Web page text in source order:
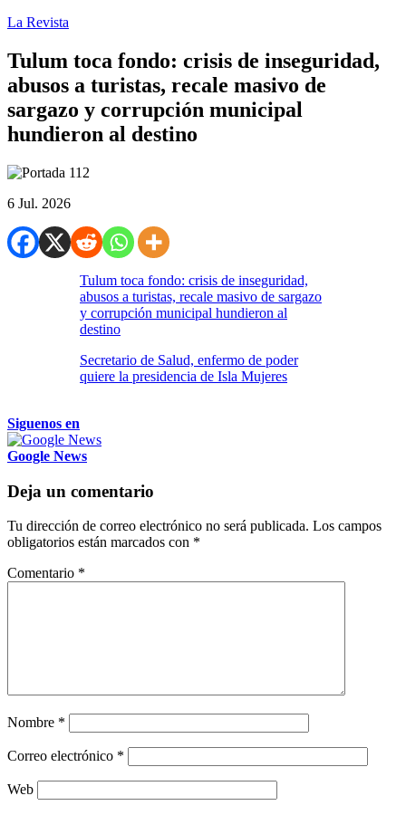
La Revista
Tulum toca fondo: crisis de inseguridad,
abusos a turistas, recale masivo de
sargazo y corrupción municipal
hundieron al destino
6 Jul. 2026
Tulum toca fondo: crisis de inseguridad,
abusos a turistas, recale masivo de sargazo
y corrupción municipal hundieron al
destino
Secretario de Salud, enfermo de poder
quiere la presidencia de Isla Mujeres
Siguenos en
Google News
Deja un comentario
Tu dirección de correo electrónico no será publicada. Los campos
obligatorios están marcados con *
Comentario *
Nombre *
Correo electrónico *
Web